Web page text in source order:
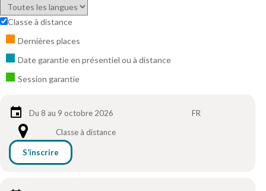
Classe à distance
Dernières places
Date garantie en présentiel ou à distance
Session garantie
Du 8 au 9 octobre 2026
FR
Classe à distance
S’inscrire